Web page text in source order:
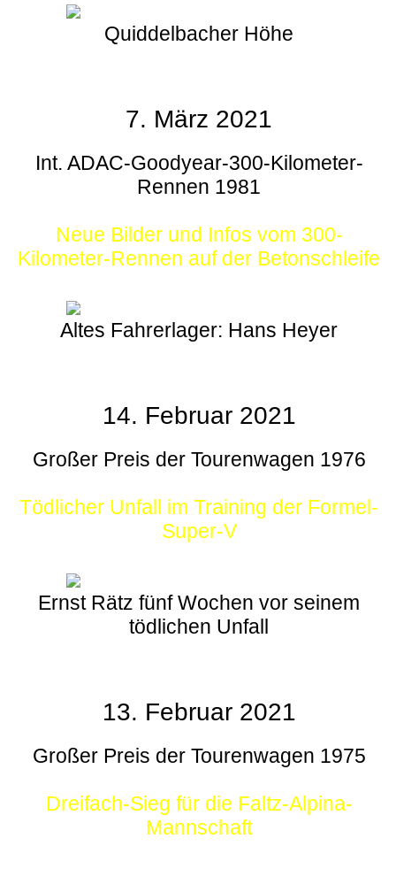
Quiddelbacher Höhe
7. März 2021
Int. ADAC-Goodyear-300-Kilometer-
Rennen 1981
Neue Bilder und Infos vom 300-
Kilometer-Rennen auf der Betonschleife
Altes Fahrerlager: Hans Heyer
14. Februar 2021
Großer Preis der Tourenwagen 1976
Tödlicher Unfall im Training der Formel-
Super-V
Ernst Rätz fünf Wochen vor seinem
tödlichen Unfall
13. Februar 2021
Großer Preis der Tourenwagen 1975
Dreifach-Sieg für die Faltz-Alpina-
Mannschaft